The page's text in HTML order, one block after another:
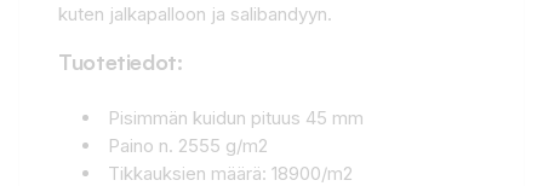
kuten jalkapalloon ja salibandyyn.
Tuotetiedot:
Pisimmän kuidun pituus 45 mm
Paino n. 2555 g/m2
Tikkauksien määrä: 18900/m2